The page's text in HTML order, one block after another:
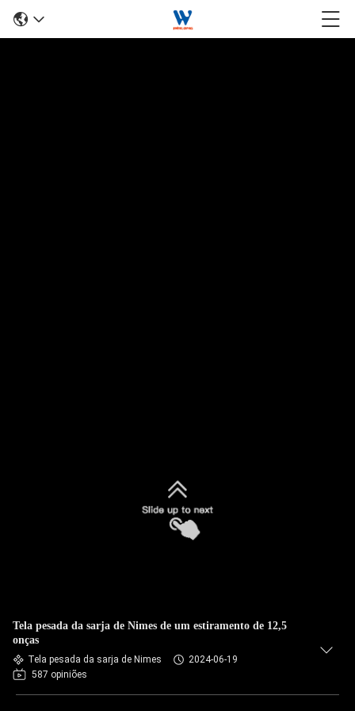
Tela pesada da sarja de Nimes de um estiramento de 12,5
onças
Tela pesada da sarja de Nimes
2024-06-19
587 opiniões